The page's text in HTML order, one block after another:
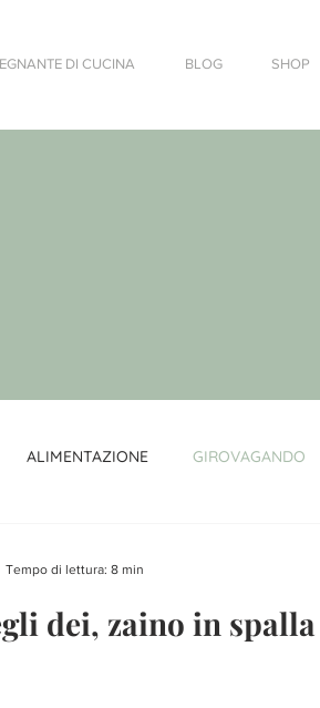
DI CUCINA BLOG SHOP
ALIMENTAZIONE GIROVAGANDO
dei, zaino in spalla
Tempo di lettura: 8 min